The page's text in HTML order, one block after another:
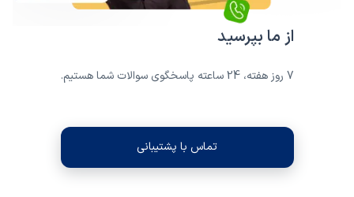
از ما بپرسید
7 روز هفته، 24 ساعته پاسخگوی سوالات شما هستیم.
تماس با پشتیبانی